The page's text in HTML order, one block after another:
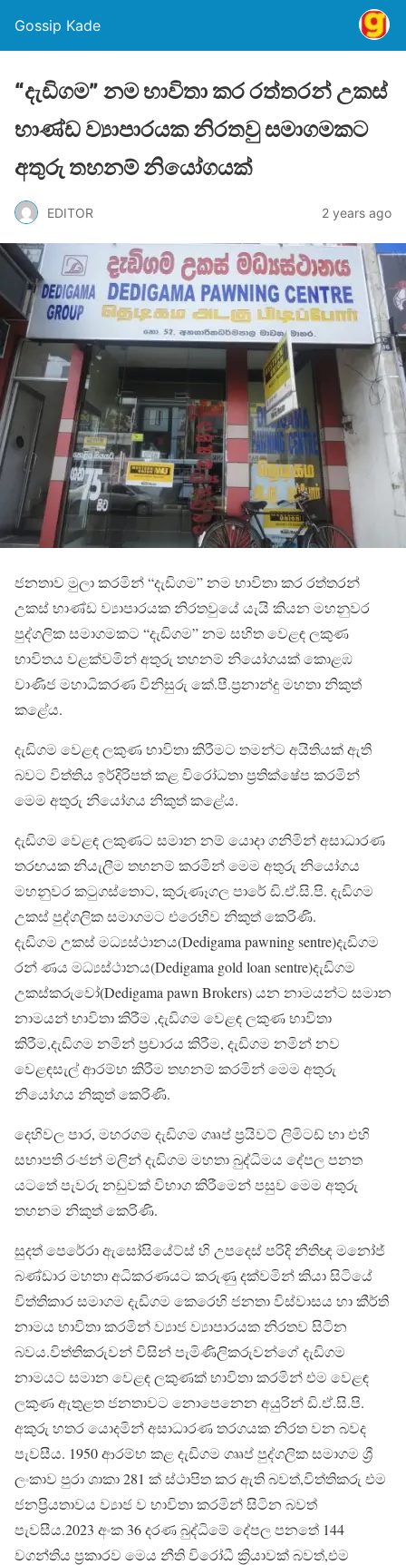
Gossip Kade
“දැඩිගම” නම භාවිතා කර රත්තරන් උකස්
භාණ්ඩ ව්‍යාපාරයක නිරතවු සමාගමකට
අතුරු තහනම් නියෝගයක්
EDITOR 2 years ago
ජනතාව මුලා කරමින් “දැඩිගම” නම භාවිතා කර රත්තරන්
උකස් භාණ්ඩ ව්‍යාපාරයක නිරතවුයේ යැයි කියන මහනුවර
පුද්ගලික සමාගමකට “දැඩිගම” නම සහිත වෙළඳ ලකුණ
භාවිතය වළක්වමින් අතුරු තහනම් නියෝගයක් කොළඹ
වාණිජ මහාධිකරණ විනිසුරු කේ.පී.ප්‍රනාන්දු මහතා නිකුත්
කළේය.
දැඩිගම වෙළඳ ලකුණ භාවිතා කිරීමට තමන්ට අයිතියක් ඇති
බවට විත්තිය ඉර්දිරිපත් කළ විරෝධතා ප්‍රතික්ෂේප කරමින්
මෙම අතුරු නියෝගය නිකුත් කළේය.
දැඩිගම වෙළඳ ලකුණට සමාන නම් යොදා ගනිමින් අසාධාරණ
තරඟයක නියැලීම තහනම් කරමින් මෙම අතුරු නියෝගය
මහනුවර කටුගස්තොට, කුරුණෑගල පාරේ ඩි.ඒ.සි.පි. දැඩිගම
උකස් පුද්ගලික සමාගමට එරෙහිව නිකුත් කෙරිණි.
දැඩිගම උකස් මධ්‍යස්ථානය(Dedigama pawning sentre)දැඩිගම
රන් ණය මධ්‍යස්ථානය(Dedigama gold loan sentre)දැඩිගම
උකස්කරුවෝ(Dedigama pawn Brokers) යන නාමයන්ට සමාන
නාමයන් භාවිතා කිරීම ,දැඩිගම වෙළඳ ලකුණ භාවිතා
කිරීම,දැඩිගම නමින් ප්‍රචාරය කිරීම, දැඩිගම නමින් නව
වෙළඳසැල් ආරම්භ කිරීම තහනම් කරමින් මෙම අතුරු
නියෝගය නිකුත් කෙරිණි.
දෙහිවල පාර, මහරගම දැඩිගම ගෲප් ප්‍රයිවට් ලිමිටඩ් හා එහි
සභාපති රංජන් මලින් දැඩිගම මහතා බුද්ධිමය දේපල පනත
යටතේ පැවරු නඩුවක් විභාග කිරීමෙන් පසුව මෙම අතුරු
තහනම නිකුත් කෙරිණි.
සුදත් පෙරේරා ඇසෝසියේට්ස් හි උපදෙස් පරිදි නීතිඥ මනෝජ්
බණ්ඩාර මහතා අධිකරණයට කරුණු දක්වමින් කියා සිටියේ
විත්තිකාර සමාගම දැඩිගම කෙරෙහි ජනතා විස්වාසය හා කීර්ති
නාමය භාවිතා කරමින් ව්‍යාජ ව්‍යාපාරයක නිරතව සිටින
බවය.විත්තිකරුවන් විසින් පැමිණිලිකරුවන්ගේ දැඩිගම
නාමයට සමාන වෙළඳ ලකුණක් භාවිතා කරමින් එම වෙළඳ
ලකුණ ඇතුළත ජනතාවට නොපෙනෙන අයුරින් ඩි.ඒ.සි.පි.
අකුරු හතර යොදමින් අසාධාරණ තරගයක නිරත වන බවද
පැවසීය. 1950 ආරම්භ කළ දැඩිගම ගෲප් පුද්ගලික සමාගම ශ්‍රී
ලංකාව පුරා ශාකා 281 ක් ස්ථාපිත කර ඇති බවත්,විත්තිකරු එම
ජනප්‍රියතාවය ව්‍යාජ ව භාවිතා කරමින් සිටින බවත්
පැවසීය.2023 අංක 36 දරණ බුද්ධිමේ දේපල පනතේ 144
වගන්තිය ප්‍රකාරව මෙය නීති විරෝධී ක්‍රියාවක් බවත්,එම